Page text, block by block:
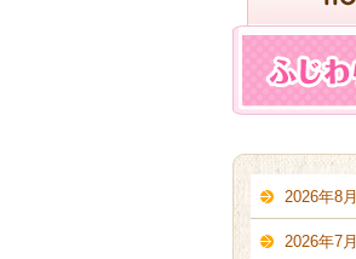
2026年8月
2026年7月